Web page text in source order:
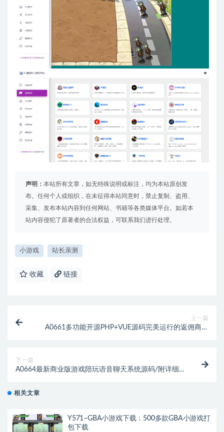
声明： 本站所有文章，如无特殊说明或标注，均为本站原创发
布。任何个人或组织，在未征得本站同意时，禁止复制、盗用、
采集、发布本站内容到任何网站、书籍等各类媒体平台。如若本
站内容侵犯了原著者的合法权益，可联系我们进行处理。
小游戏 站长亲测
收藏 链接
上一篇
A0661多功能开源PHP+VUE源码完美运行的返佣商城
下一篇
A0664最新商业版游戏陪玩语音聊天系统源码/附详细
相关文章
Y571–GBA小游戏下载：500多款GBA小游戏打
包下载